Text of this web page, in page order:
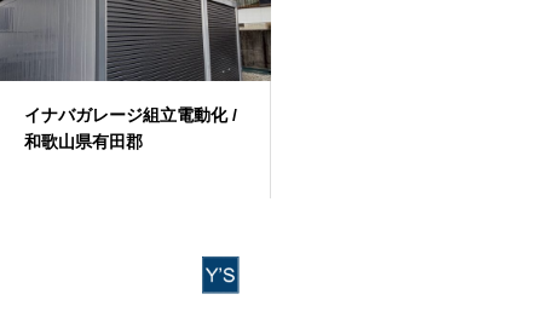
イナバガレージ組立電動化 /
和歌山県有田郡